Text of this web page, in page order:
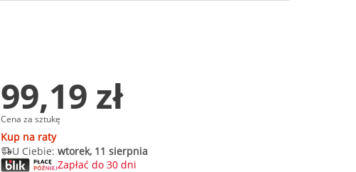
99,19 zł
Cena za sztukę
Kup na raty
U Ciebie:wtorek, 11 sierpnia
Zapłać do 30 dni